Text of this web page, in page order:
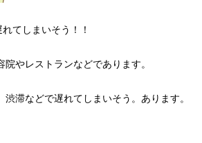
てしまいそう！！
やレストランなどであります。
滞などで遅れてしまいそう。あります。